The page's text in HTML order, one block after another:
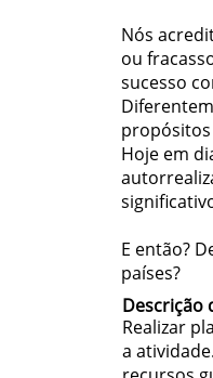
Nós
ou
sucesso
propósitos
Hoje em
E então?
países?
Descrição
Realizar
a